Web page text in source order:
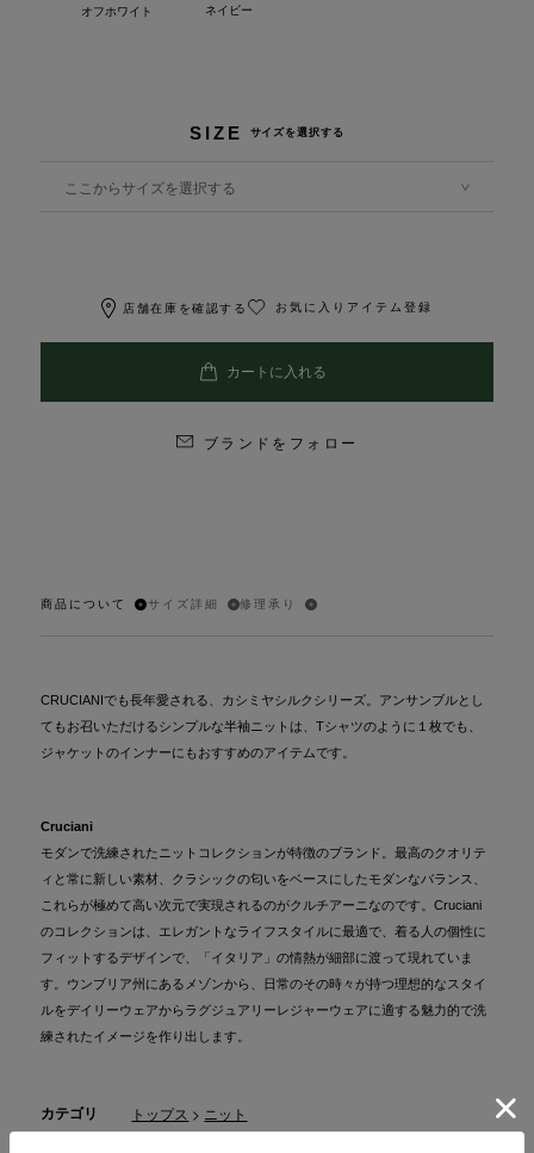
オフホワイト ネイビー
SIZE サイズを選択する
ここからサイズを選択する
店舗在庫を確認する お気に入りアイテム登録
ブランドをフォロー
商品について サイズ詳細 修理承り
CRUCIANIでも長年愛される、カシミヤシルクシリーズ。アンサンブルとし
てもお召いただけるシンプルな半袖ニットは、Tシャツのように１枚でも、
ジャケットのインナーにもおすすめのアイテムです。
Cruciani
モダンで洗練されたニットコレクションが特徴のブランド。最高のクオリテ
ィと常に新しい素材、クラシックの匂いをベースにしたモダンなバランス、
これらが極めて高い次元で実現されるのがクルチアーニなのです。Cruciani
のコレクションは、エレガントなライフスタイルに最適で、着る人の個性に
フィットするデザインで、「イタリア」の情熱が細部に渡って現れていま
す。ウンブリア州にあるメゾンから、日常のその時々が持つ理想的なスタイ
ルをデイリーウェアからラグジュアリーレジャーウェアに適する魅力的で洗
練されたイメージを作り出します。
カテゴリ トップス > ニット